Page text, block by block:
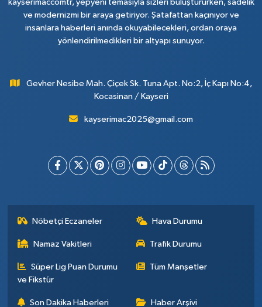
kayserimaccomtr, yepyeni temasıyla sizleri buluştururken, sadelik
ve modernizmi bir araya getiriyor. Şatafattan kaçınıyor ve
insanlara haberleri anında okuyabilecekleri, ordan oraya
yönlendirilmedikleri bir altyapı sunuyor.
Gevher Nesibe Mah. Çiçek Sk. Tuna Apt. No:2, İç Kapı No:4,
Kocasinan / Kayseri
kayserimac2025@gmail.com
Nöbetçi Eczaneler Hava Durumu
Namaz Vakitleri Trafik Durumu
Süper Lig Puan Durumu
ve Fikstür
Tüm Manşetler
Son Dakika Haberleri Haber Arşivi